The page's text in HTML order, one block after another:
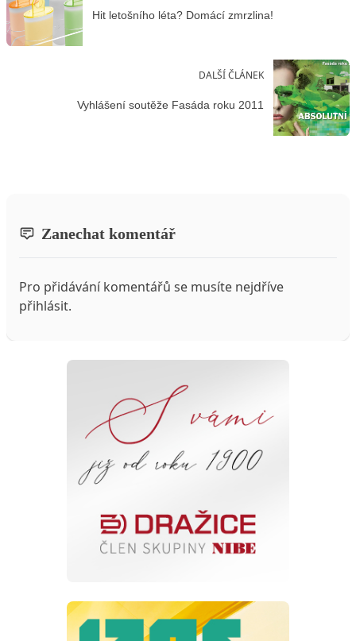
Hit letošního léta? Domácí zmrzlina!
DALŠÍ ČLÁNEK
Vyhlášení soutěže Fasáda roku 2011
Zanechat komentář
Pro přidávání komentářů se musíte nejdříve
přihlásit.